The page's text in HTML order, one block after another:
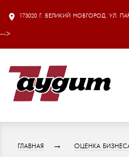
173020 Г. ВЕЛИКИЙ НОВГОРОД, УЛ.
-->
ГЛАВНАЯ ОЦЕНКА